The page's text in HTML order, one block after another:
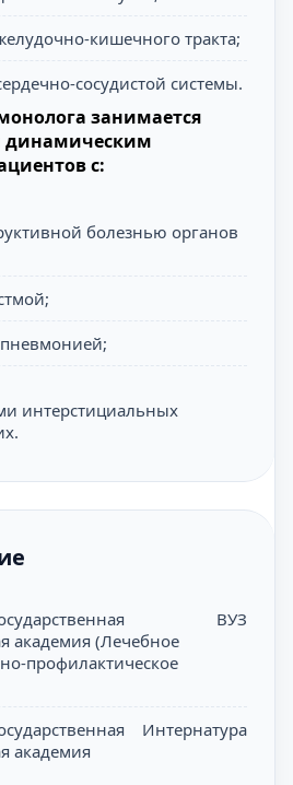
кишечного тракта;
сосудистой системы.
занимается
динамическим
с:
болезнью органов
интерстициальных
академия (Лечебное
профилактическое
ВУЗ
академия
Интернатура